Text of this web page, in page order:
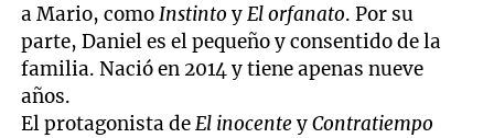
a Mario, comoInstintoyEl orfanato. Por su
parte, Daniel es el pequeño y consentido de la
familia. Nació en 2014 y tiene apenas nueve
años.
El protagonista deEl inocenteyContratiempo